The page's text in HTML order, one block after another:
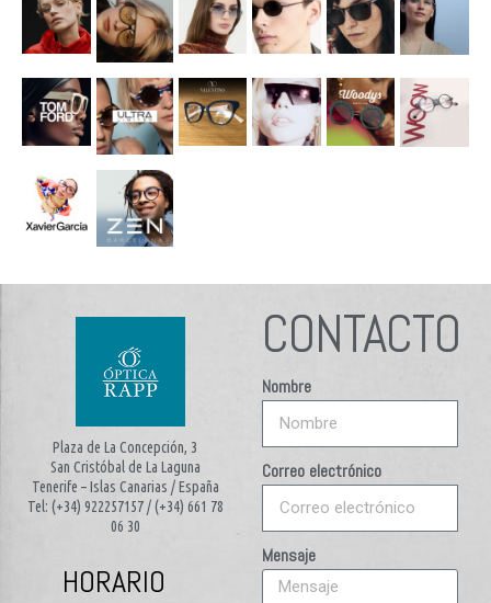
Plaza de La Concepción, 3
San Cristóbal de La Laguna
Tenerife – Islas Canarias / España
Tel: (+34) 922257157 / (+34) 661 78
06 30
HORARIO
CONTACTO
Nombre
Correo electrónico
Mensaje